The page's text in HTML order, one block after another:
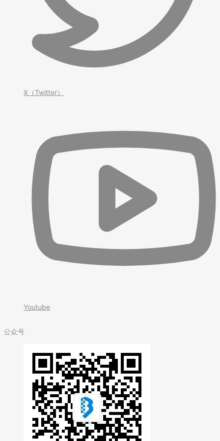
X（Twitter）
Youtube
公众号